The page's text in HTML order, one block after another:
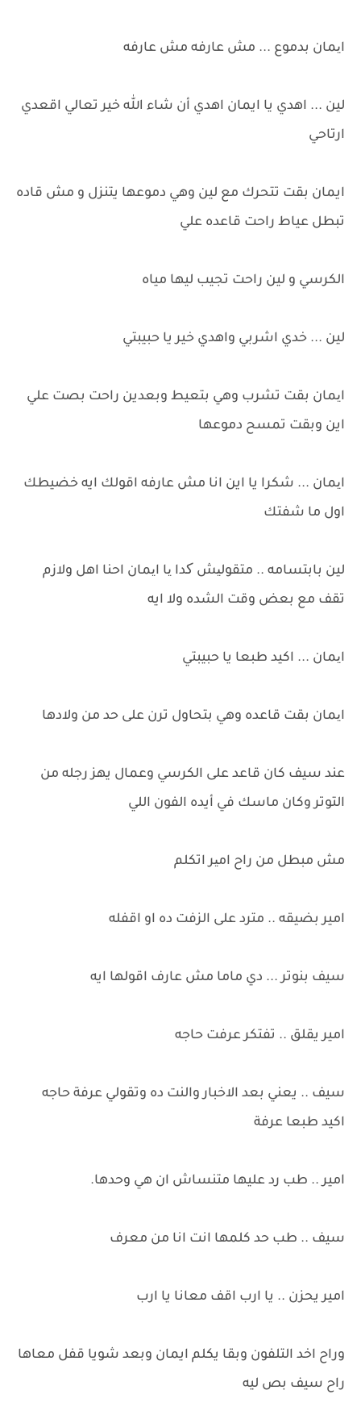
ایمان بدموع ... مش عارفه مش عارفه
لين ... اهدي يا ايمان اهدي أن شاء الله خير تعالي اقعدي
ارتاحي
ايمان بقت تتحرك مع لين وهي دموعها يتنزل و مش قاده
تبطل عياط راحت قاعده علي
الكرسي و لين راحت تجيب ليها مياه
لين ... خدي اشربي واهدي خير يا حبيبتي
ایمان بقت تشرب وهي بتعيط وبعدين راحت بصت علي
اين وبقت تمسح دموعها
ایمان ... شكرا يا اين انا مش عارفه اقولك ايه خضيطك
اول ما شفتك
لين بابتسامه .. متقولیش کدا یا ایمان احنا اهل ولازم
تقف مع بعض وقت الشده ولا ايه
ایمان ... اكيد طبعا يا حبيبتي
ایمان بقت قاعده وهي بتحاول ترن على حد من ولادها
عند سيف كان قاعد على الكرسي وعمال يهز رجله من
التوتر وكان ماسك في أيده الفون اللي
مش مبطل من راح امیر اتكلم
امير بضيقه .. مترد على الزفت ده او اقفله
سيف بنوتر ... دي ماما مش عارف اقولها ايه
امير يقلق .. تفتكر عرفت حاجه
سيف .. يعني بعد الاخبار والنت ده وتقولي عرفة حاجه
اكيد طبعا عرفة
امير .. طب رد عليها متنساش ان هي وحدها.
سيف .. طب حد كلمها انت انا من معرف
امير يحزن .. يا ارب اقف معانا يا ارب
وراح اخد التلفون وبقا يكلم ايمان وبعد شويا قفل معاها
راح سيف بص ليه